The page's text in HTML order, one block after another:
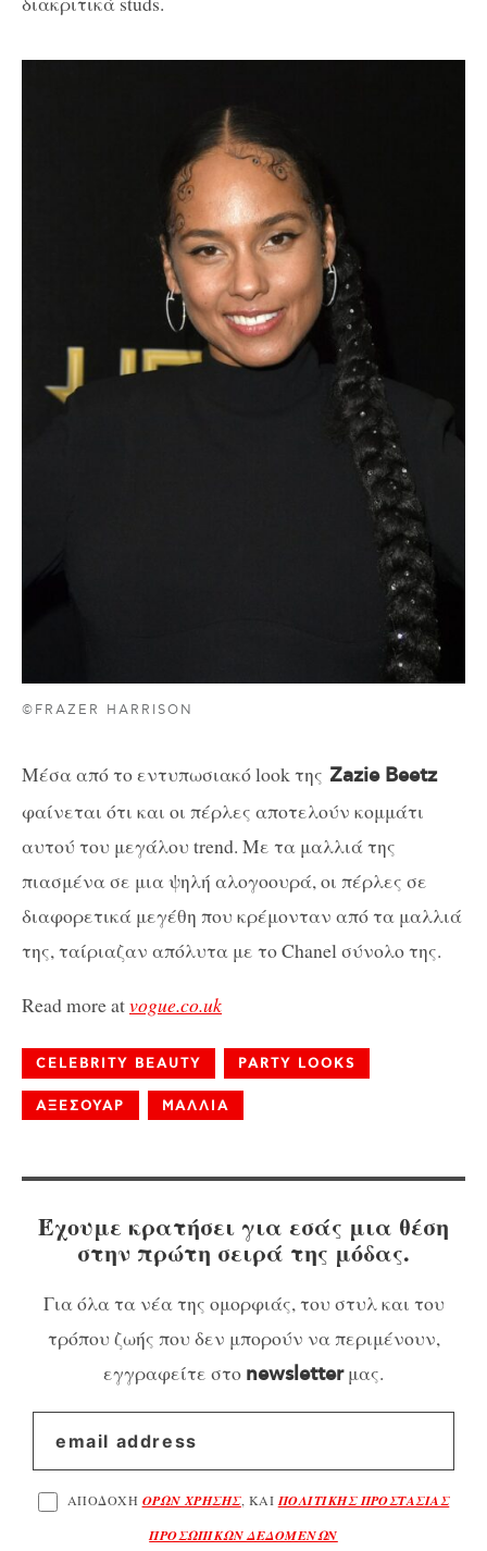
©FRAZER HARRISON
Μέσα από το εντυπωσιακό look της Zazie Beetz
φαίνεται ότι και οι πέρλες αποτελούν κομμάτι
αυτού του μεγάλου trend. Με τα μαλλιά της
πιασμένα σε μια ψηλή αλογοουρά, οι πέρλες σε
διαφορετικά μεγέθη που κρέμονταν από τα μαλλιά
της, ταίριαζαν απόλυτα με το Chanel σύνολο της.
Read more atvogue.co.uk
CELEBRITY BEAUTY PARTY LOOKS
ΑΞΕΣΟΥΑΡ ΜΑΛΛΙΑ
Έχουμε κρατήσει για εσάς μια θέση
στην πρώτη σειρά της μόδας.
Για όλα τα νέα της ομορφιάς, του στυλ και του
τρόπου ζωής που δεν μπορούν να περιμένουν,
εγγραφείτε στο newsletterμας.
ΑΠΟΔΟΧΗ ΟΡΩΝ ΧΡΗΣΗΣ, ΚΑΙ ΠΟΛΙΤΙΚΗΣ ΠΡΟΣΤΑΣΙΑΣ
ΠΡΟΣΩΠΙΚΩΝ ΔΕΔΟΜΕΝΩΝ